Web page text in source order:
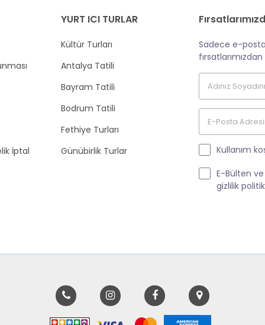
İptal
YURT ICI TURLAR
Kültür Turları
Antalya Tatili
Bayram Tatili
Bodrum Tatili
Fethiye Turları
Günübirlik Turlar
Sadece e-
Kullanım
E-Bülten
gizlilik